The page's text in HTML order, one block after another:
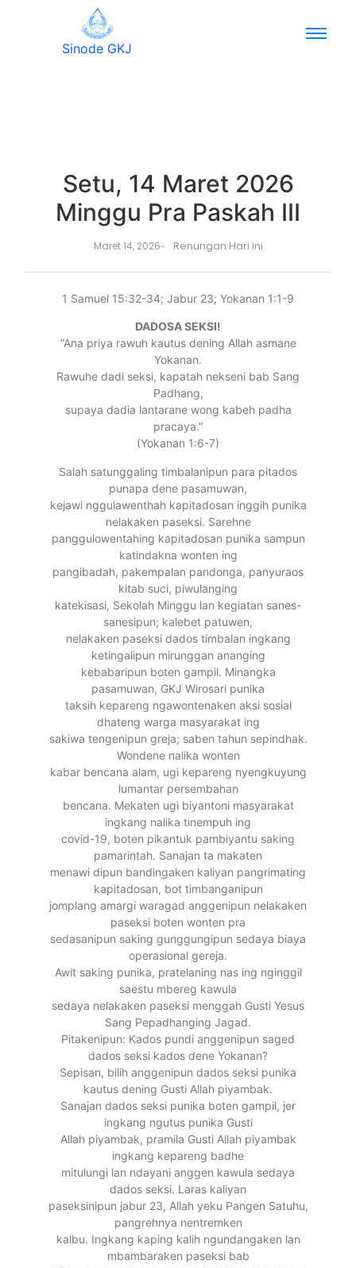
Sinode GKJ
Setu, 14 Maret 2026
Minggu Pra Paskah III
Maret 14, 2026- Renungan Hari ini
1 Samuel 15:32-34; Jabur 23; Yokanan 1:1-9
DADOSA SEKSI!
“Ana priya rawuh kautus dening Allah asmane
Yokanan.
Rawuhe dadi seksi, kapatah nekseni bab Sang
Padhang,
supaya dadia lantarane wong kabeh padha
pracaya.”
(Yokanan 1:6-7)
Salah satunggaling timbalanipun para pitados
punapa dene pasamuwan,
kejawi nggulawenthah kapitadosan inggih punika
nelakaken paseksi. Sarehne
panggulowentahing kapitadosan punika sampun
katindakna wonten ing
pangibadah, pakempalan pandonga, panyuraos
kitab suci, piwulanging
katekisasi, Sekolah Minggu lan kegiatan sanes-
sanesipun; kalebet patuwen,
nelakaken paseksi dados timbalan ingkang
ketingalipun mirunggan ananging
kebabaripun boten gampil. Minangka
pasamuwan, GKJ Wirosari punika
taksih kepareng ngawontenaken aksi sosial
dhateng warga masyarakat ing
sakiwa tengenipun greja; saben tahun sepindhak.
Wondene nalika wonten
kabar bencana alam, ugi kepareng nyengkuyung
lumantar persembahan
bencana. Mekaten ugi biyantoni masyarakat
ingkang nalika tinempuh ing
covid-19, boten pikantuk pambiyantu saking
pamarintah. Sanajan ta makaten
menawi dipun bandingaken kaliyan pangrimating
kapitadosan, bot timbanganipun
jomplang amargi waragad anggenipun nelakaken
paseksi boten wonten pra
sedasanipun saking gunggungipun sedaya biaya
operasional gereja.
Awit saking punika, pratelaning nas ing nginggil
saestu mbereg kawula
sedaya nelakaken paseksi menggah Gusti Yesus
Sang Pepadhanging Jagad.
Pitakenipun: Kados pundi anggenipun saged
dados seksi kados dene Yokanan?
Sepisan, bilih anggenipun dados seksi punika
kautus dening Gusti Allah piyambak.
Sanajan dados seksi punika boten gampil, jer
ingkang ngutus punika Gusti
Allah piyambak, pramila Gusti Allah piyambak
ingkang kepareng badhe
mitulungi lan ndayani anggen kawula sedaya
dados seksi. Laras kaliyan
paseksinipun jabur 23, Allah yeku Pangen Satuhu,
pangrehnya nentremken
kalbu. Ingkang kaping kalih ngundangaken lan
mbambaraken paseksi bab